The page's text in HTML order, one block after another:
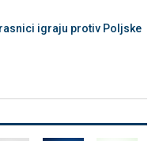
igraju protiv Poljske